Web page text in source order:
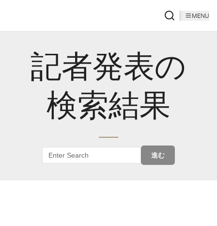
MENU
記者発表の
検索結果
進む